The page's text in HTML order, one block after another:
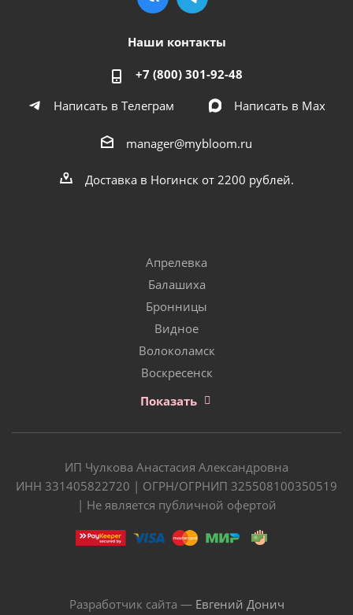
Наши контакты
+7 (800) 301-92-48
Написать в Телеграм
Написать в Мах
manager@mybloom.ru
Доставка в Ногинск от 2200 рублей.
Апрелевка
Балашиха
Бронницы
Видное
Волоколамск
Воскресенск
Показать
ИП Чулкова Анастасия Александровна
ИНН 331405822720 | ОГРН/ОГРНИП 325508100350519
| Не является публичной офертой
Разработчик сайта — Евгений Донич